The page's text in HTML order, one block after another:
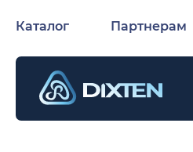
Каталог Партнерам